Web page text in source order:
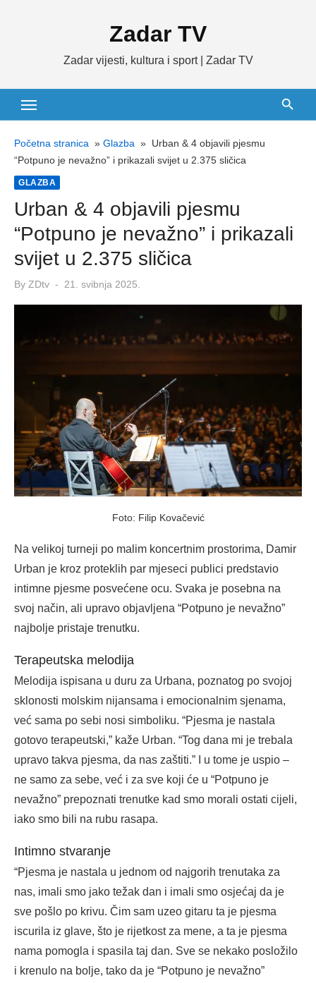
Zadar TV
Zadar vijesti, kultura i sport | Zadar TV
Početna stranica » Glazba » Urban & 4 objavili pjesmu
“Potpuno je nevažno” i prikazali svijet u 2.375 sličica
GLAZBA
Urban & 4 objavili pjesmu
“Potpuno je nevažno” i prikazali
svijet u 2.375 sličica
By ZDtv
Posted
21. svibnja 2025.
Foto: Filip Kovačević
Na velikoj turneji po malim koncertnim prostorima, Damir
Urban je kroz proteklih par mjeseci publici predstavio
intimne pjesme posvećene ocu. Svaka je posebna na
svoj način, ali upravo objavljena “Potpuno je nevažno”
najbolje pristaje trenutku.
Terapeutska melodija
Melodija ispisana u duru za Urbana, poznatog po svojoj
sklonosti molskim nijansama i emocionalnim sjenama,
već sama po sebi nosi simboliku. “Pjesma je nastala
gotovo terapeutski,” kaže Urban. “Tog dana mi je trebala
upravo takva pjesma, da nas zaštiti.” I u tome je uspio –
ne samo za sebe, već i za sve koji će u “Potpuno je
nevažno” prepoznati trenutke kad smo morali ostati cijeli,
iako smo bili na rubu rasapa.
Intimno stvaranje
“Pjesma je nastala u jednom od najgorih trenutaka za
nas, imali smo jako težak dan i imali smo osjećaj da je
sve pošlo po krivu. Čim sam uzeo gitaru ta je pjesma
iscurila iz glave, što je rijetkost za mene, a ta je pjesma
nama pomogla i spasila taj dan. Sve se nekako posložilo
i krenulo na bolje, tako da je “Potpuno je nevažno”